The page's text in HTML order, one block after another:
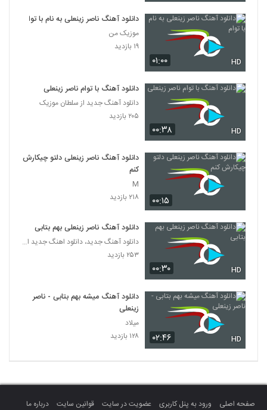
۰۱:۰۰ HD
دانلود آهنگ ناصر زینعلی به نام با توام
موزیک من
۱۹ بازدید
۰۰:۳۸ HD
دانلود آهنگ با توام ناصر زینعلی
دانلود آهنگ جدید از سلطان موزیک
۲۰۵ بازدید
۰۰:۱۵
دانلود آهنگ ناصر زینعلی دلتو چیکارش
کنم
M
۲۱۸ بازدید
۰۰:۳۰ HD
دانلود آهنگ ناصر زینعلی بهم بتابی
دانلود آهنگ جدید، دانلود اهنگ جدید ایرانی
۲۵۳ بازدید
۰۲:۴۶ HD
دانلود آهنگ میشه بهم بتابی - ناصر
زینعلی
میلاد
۱۲۸ بازدید
صفحه اصلی ورود به پنل کاربری عضویت در سایت قوانین سایت درباره ما